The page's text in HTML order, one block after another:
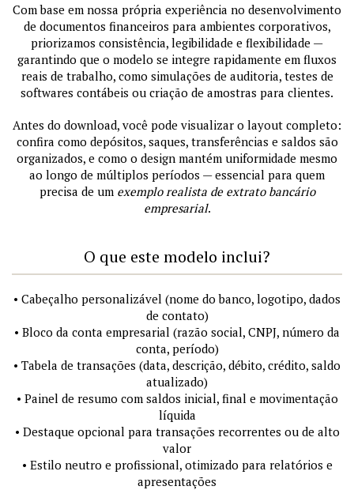
Com base em nossa própria experiência no desenvolvimento
de documentos financeiros para ambientes corporativos,
priorizamos consistência, legibilidade e flexibilidade —
garantindo que o modelo se integre rapidamente em fluxos
reais de trabalho, como simulações de auditoria, testes de
softwares contábeis ou criação de amostras para clientes.
Antes do download, você pode visualizar o layout completo:
confira como depósitos, saques, transferências e saldos são
organizados, e como o design mantém uniformidade mesmo
ao longo de múltiplos períodos — essencial para quem
precisa de um exemplo realista de extrato bancário
empresarial.
O que este modelo inclui?
• Cabeçalho personalizável (nome do banco, logotipo, dados
de contato)
• Bloco da conta empresarial (razão social, CNPJ, número da
conta, período)
• Tabela de transações (data, descrição, débito, crédito, saldo
atualizado)
• Painel de resumo com saldos inicial, final e movimentação
líquida
• Destaque opcional para transações recorrentes ou de alto
valor
• Estilo neutro e profissional, otimizado para relatórios e
apresentações